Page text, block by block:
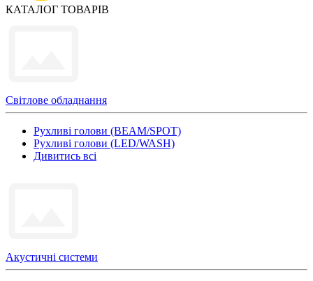
КАТАЛОГ ТОВАРІВ
Світлове обладнання
Рухливі голови (BEAM/SPOT)
Рухливі голови (LED/WASH)
Дивитись всі
Акустичні системи